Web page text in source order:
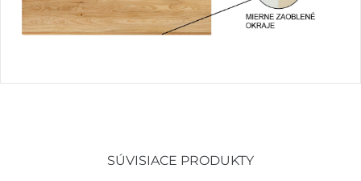
SÚVISIACE PRODUKTY